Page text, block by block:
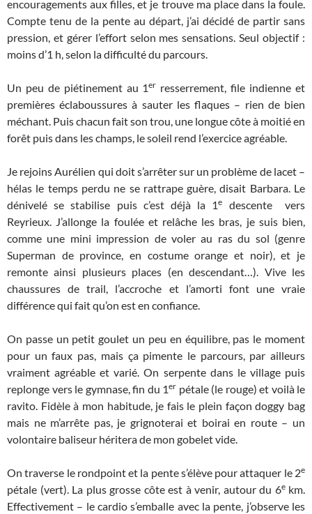
encouragements aux filles, et je trouve ma place dans la foule.
Compte tenu de la pente au départ, j’ai décidé de partir sans
pression, et gérer l’effort selon mes sensations. Seul objectif :
moins d’1 h, selon la difficulté du parcours.
Un peu de piétinement au 1er resserrement, file indienne et
premières éclaboussures à sauter les flaques – rien de bien
méchant. Puis chacun fait son trou, une longue côte à moitié en
forêt puis dans les champs, le soleil rend l’exercice agréable.
Je rejoins Aurélien qui doit s’arrêter sur un problème de lacet –
hélas le temps perdu ne se rattrape guère, disait Barbara. Le
dénivelé se stabilise puis c’est déjà la 1e
descente vers
Reyrieux. J’allonge la foulée et relâche les bras, je suis bien,
comme une mini impression de voler au ras du sol (genre
Superman de province, en costume orange et noir), et je
remonte ainsi plusieurs places (en descendant…). Vive les
chaussures de trail, l’accroche et l’amorti font une vraie
différence qui fait qu’on est en confiance.
On passe un petit goulet un peu en équilibre, pas le moment
pour un faux pas, mais ça pimente le parcours, par ailleurs
vraiment agréable et varié. On serpente dans le village puis
replonge vers le gymnase, fin du 1er pétale (le rouge) et voilà le
ravito. Fidèle à mon habitude, je fais le plein façon doggy bag
mais ne m’arrête pas, je grignoterai et boirai en route – un
volontaire baliseur héritera de mon gobelet vide.
On traverse le rondpoint et la pente s’élève pour attaquer le 2e
pétale (vert). La plus grosse côte est à venir, autour du 6ekm.
Effectivement – le cardio s’emballe avec la pente, j’observe les